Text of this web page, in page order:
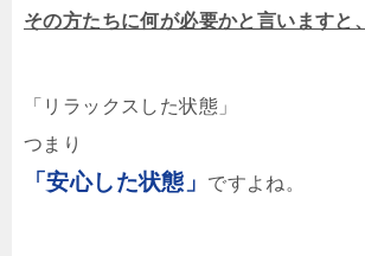
その方たちに何が必要かと言いますと、
「リラックスした状態」
つまり
「安心した状態」 ですよね。